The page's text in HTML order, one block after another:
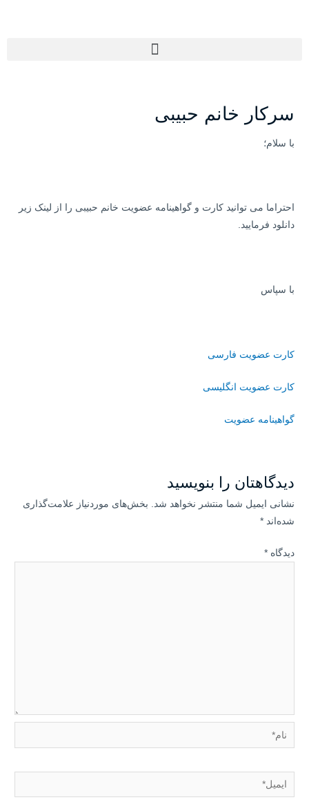
Menu
سرکار خانم حبیبی
با سلام؛
احتراما می توانید کارت و گواهینامه عضویت خانم حبیبی را از لینک زیر
دانلود فرمایید.
با سپاس
کارت عضویت فارسی
کارت عضویت انگلیسی
گواهینامه عضویت
دیدگاهتان را بنویسید
نشانی ایمیل شما منتشر نخواهد شد. بخش‌های موردنیاز علامت‌گذاری
شده‌اند*
دیدگاه*
نام*
ایمیل*